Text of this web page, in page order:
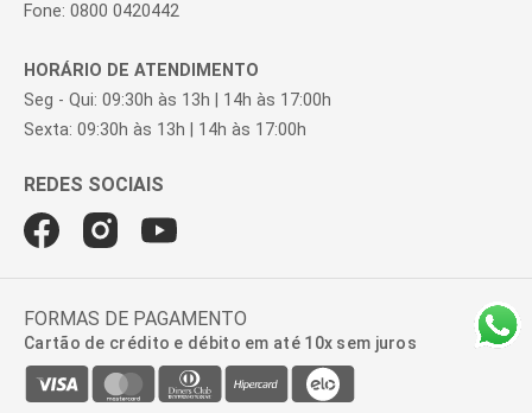
Fone: 0800 0420442
HORÁRIO DE ATENDIMENTO
Seg - Qui: 09:30h às 13h | 14h às 17:00h
Sexta: 09:30h às 13h | 14h às 17:00h
FORMAS DE PAGAMENTO
Cartão de crédito e débito em até 10x sem juros